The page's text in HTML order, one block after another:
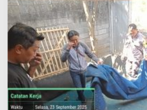
j
u
k
i
n
d
a
k
a
n